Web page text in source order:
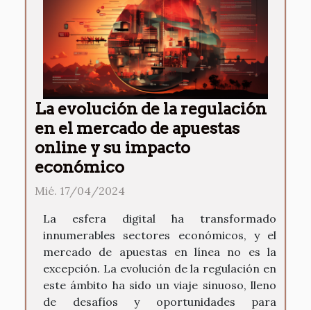
La evolución de la regulación
en el mercado de apuestas
online y su impacto
económico
Mié. 17/04/2024
La esfera digital ha transformado
innumerables sectores económicos, y el
mercado de apuestas en línea no es la
excepción. La evolución de la regulación en
este ámbito ha sido un viaje sinuoso, lleno
de desafíos y oportunidades para